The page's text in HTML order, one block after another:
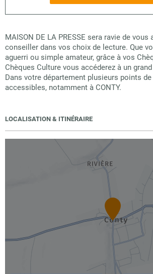
MAISON DE LA PRESSE sera ravie de
conseiller dans vos choix de lecture. Que
aguerri ou simple amateur, grâce à vos
Chèques Culture vous accéderez à un
Dans votre département plusieurs points
accessibles, notamment à CONTY.
LOCALISATION & ITINÉRAIRE